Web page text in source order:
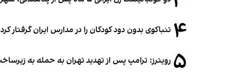
۴ تنباکوی بدون دود کودکان را در مدارس ایران گرفتار
۵ رویترز: ترامپ پس از تهدید تهران به حمله به